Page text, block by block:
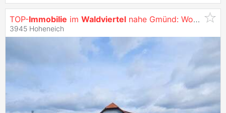
TOP-Immobilie im Waldviertel nahe Gmünd: Wohnen & Arbeiten perfekt vereint
3945 Hoheneich